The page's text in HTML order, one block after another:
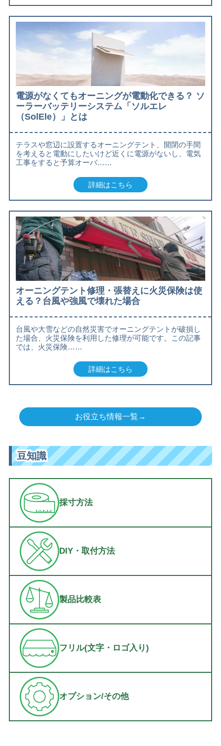
電源がなくてもオーニングが電動化できる？ ソ
ーラーバッテリーシステム「ソルエレ
（SolEle）」とは
テラスや窓辺に設置するオーニングテント、開閉の手間
を考えると電動にしたいけど近くに電源がないし、電気
工事をすると予算オーバ……
詳細はこちら
オーニングテント修理・張替えに火災保険は使
える？台風や強風で壊れた場合
台風や大雪などの自然災害でオーニングテントが破損し
た場合、火災保険を利用した修理が可能です。この記事
では、火災保険……
詳細はこちら
お役立ち情報一覧→
豆知識
採寸方法
DIY・取付方法
製品比較表
フリル(文字・ロゴ入り)
オプション/その他